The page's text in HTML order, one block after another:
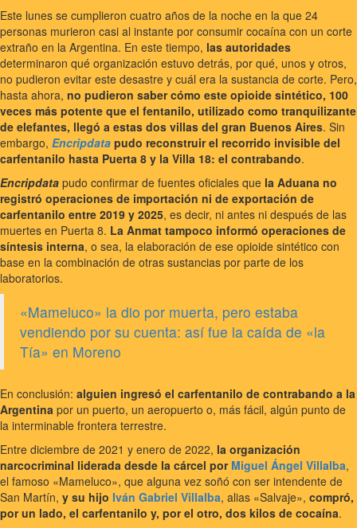
Este lunes se cumplieron cuatro años de la noche en la que 24
personas murieron casi al instante por consumir cocaína con un corte
extraño en la Argentina. En este tiempo, las autoridades
determinaron qué organización estuvo detrás, por qué, unos y otros,
no pudieron evitar este desastre y cuál era la sustancia de corte. Pero,
hasta ahora, no pudieron saber cómo este opioide sintético, 100
veces más potente que el fentanilo, utilizado como tranquilizante
de elefantes, llegó a estas dos villas del gran Buenos Aires. Sin
embargo, Encripdata pudo reconstruir el recorrido invisible del
carfentanilo hasta Puerta 8 y la Villa 18: el contrabando.
Encripdata pudo confirmar de fuentes oficiales que la Aduana no
registró operaciones de importación ni de exportación de
carfentanilo entre 2019 y 2025, es decir, ni antes ni después de las
muertes en Puerta 8. La Anmat tampoco informó operaciones de
síntesis interna, o sea, la elaboración de ese opioide sintético con
base en la combinación de otras sustancias por parte de los
laboratorios.
«Mameluco» la dio por muerta, pero estaba
vendiendo por su cuenta: así fue la caída de «la
Tía» en Moreno
En conclusión: alguien ingresó el carfentanilo de contrabando a la
Argentina por un puerto, un aeropuerto o, más fácil, algún punto de
la interminable frontera terrestre.
Entre diciembre de 2021 y enero de 2022, la organización
narcocriminal liderada desde la cárcel por Miguel Ángel Villalba,
el famoso «Mameluco», que alguna vez soñó con ser intendente de
San Martín, y su hijo Iván Gabriel Villalba, alias «Salvaje», compró,
por un lado, el carfentanilo y, por el otro, dos kilos de cocaína.